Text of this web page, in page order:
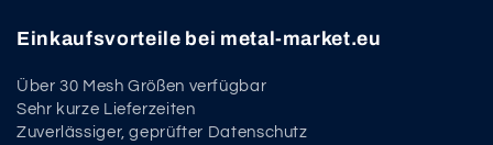
Einkaufsvorteile bei metal-market.eu
Über 30 Mesh Größen verfügbar
Sehr kurze Lieferzeiten
Zuverlässiger, geprüfter Datenschutz